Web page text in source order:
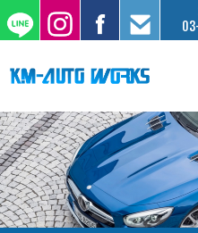
在
オー
工場